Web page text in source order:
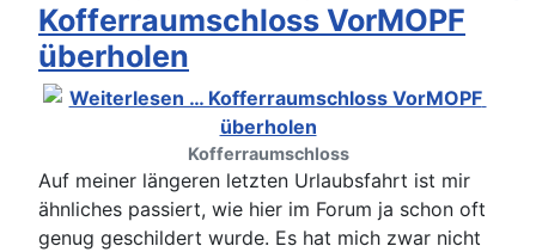
Workshop Manual in der SLpedia - leider nur in
Kofferraumschloss VorMOPF
überholen
Kofferraumschloss
Auf meiner längeren letzten Urlaubsfahrt ist mir
ähnliches passiert, wie hier im Forum ja schon oft
genug geschildert wurde. Es hat mich zwar nicht